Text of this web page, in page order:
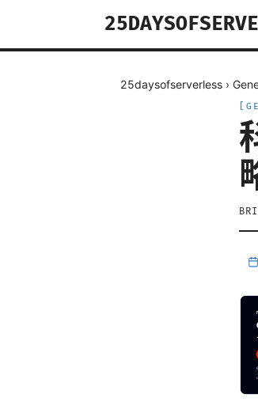
25daysofserverless ›